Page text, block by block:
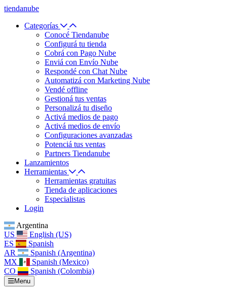
tiendanube
Categorías
Conocé Tiendanube
Configurá tu tienda
Cobrá con Pago Nube
Enviá con Envío Nube
Respondé con Chat Nube
Automatizá con Marketing Nube
Vendé offline
Gestioná tus ventas
Personalizá tu diseño
Activá medios de pago
Activá medios de envío
Configuraciones avanzadas
Potenciá tus ventas
Partners Tiendanube
Lanzamientos
Herramientas
Herramientas gratuitas
Tienda de aplicaciones
Especialistas
Login
Argentina
US
English (US)
ES
Spanish
AR
Spanish (Argentina)
MX
Spanish (Mexico)
CO
Spanish (Colombia)
Menu